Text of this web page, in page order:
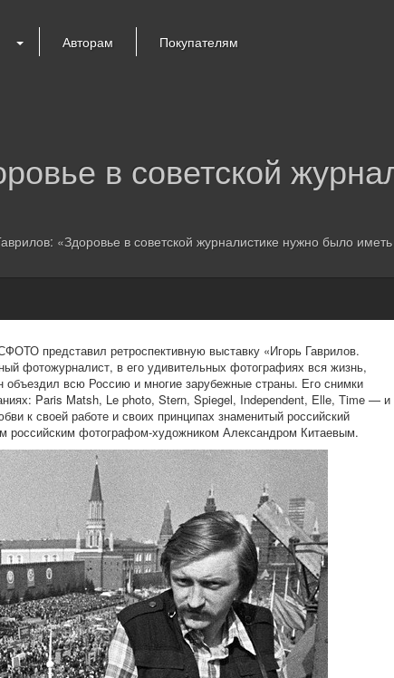
Авторам Покупателям
в советской
«Здоровье в советской журналистике нужно было
представил ретроспективную выставку «Игорь Гаврилов.
фотожурналист, в его удивительных фотографиях вся жизнь,
объездил всю Россию и многие зарубежные страны. Его снимки
Paris Matsh, Le photo, Stern, Spiegel, Independent, Elle, Time — и
к своей работе и своих принципах знаменитый российский
российским фотографом-художником Александром Китаевым.